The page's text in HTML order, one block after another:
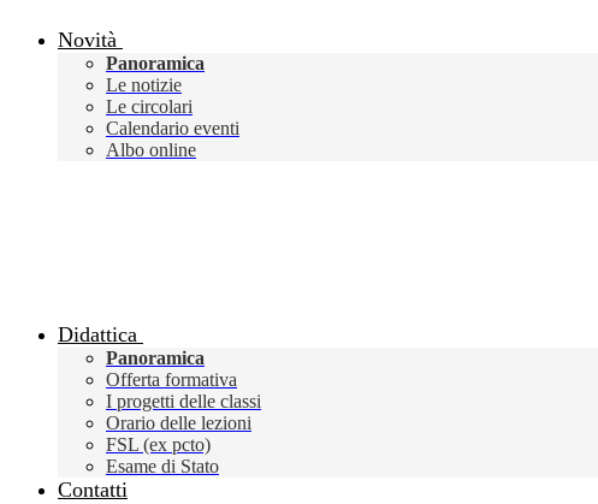
Novità
Panoramica
Le notizie
Le circolari
Calendario eventi
Albo online
Didattica
Panoramica
Offerta formativa
I progetti delle classi
Orario delle lezioni
FSL (ex pcto)
Esame di Stato
Contatti